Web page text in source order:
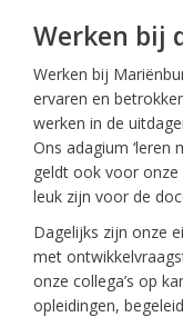
Werken bij
Werken bij
ervaren en
werken in de
Ons adagium ‘leren
geldt ook voor onze
leuk zijn voor de
Dagelijks zijn onze
met
onze collega’s op
opleidingen,